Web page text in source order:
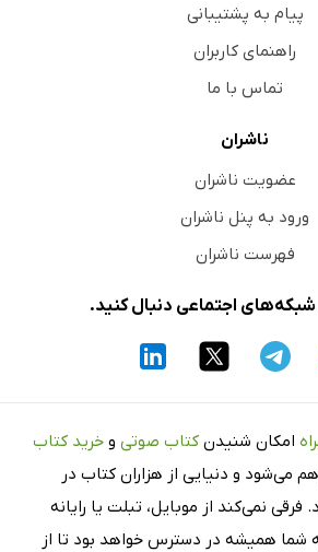
پیام به پشتیبانی
راهنمای کاربران
تماس با ما
ناشران
عضویت ناشران
ورود به پنل ناشران
فهرست ناشران
شبکه‌های اجتماعی دنبال کنید.
امکان شنیدن کتاب صوتی و خرید کتاب
می‌شود و دنیایی از هزاران کتاب در
فرقی نمی‌کند از موبایل، تبلت یا رایانه
شما همیشه در دسترس خواهد بود تا از